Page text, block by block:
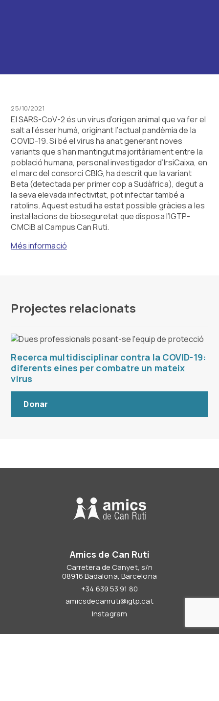
25/10/2021
El SARS-CoV-2 és un virus d’origen animal que va fer el
salt a l’ésser humà, originant l’actual pandèmia de la
COVID-19. Si bé el virus ha anat generant noves
variants que s’han mantingut majoritàriament entre la
població humana, personal investigador d’IrsiCaixa, en
el marc del consorci CBIG, ha descrit que la variant
Beta (detectada per primer cop a Sudàfrica), degut a
la seva elevada infectivitat, pot infectar també a
ratolins. Aquest estudi ha estat possible gràcies a les
instal·lacions de bioseguretat que disposa l’IGTP-
CMCiB al Campus Can Ruti.
Més informació
Projectes relacionats
Recerca multidisciplinar contra la COVID-19:
diferents eines per combatre un mateix
virus
Donar
Amics de Can Ruti
Carretera de Canyet, s/n
08916 Badalona, Barcelona
+34 639 53 91 80
amicsdecanruti@igtp.cat
Instagram